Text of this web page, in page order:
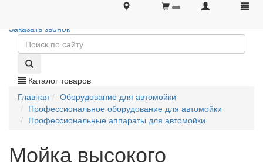
+7 (495) 646-08-66
Заказать звонок
Каталог товаров
Главная
Оборудование для автомойки
Профессиональное оборудование для автомойки
Профессиональные аппараты для автомойки
Мойка высокого